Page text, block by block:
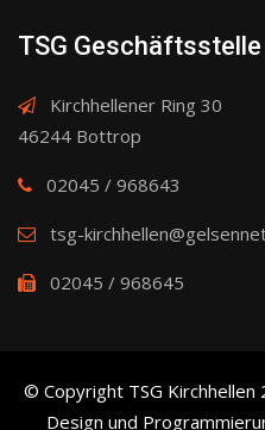
TSG Geschäftsstelle
Kirchhellener Ring 30
46244 Bottrop
02045 / 968643
tsg-
02045 / 968645
© Copyright TSG Kirchhellen
Design und